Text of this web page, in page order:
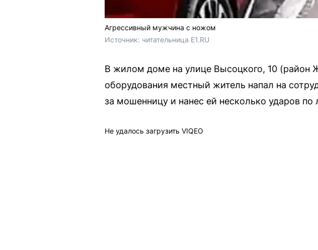
Агрессивный мужчина с ножом
Источник: читательница E1.RU
В жилом доме на улице Высоцкого, 10 (район
оборудования местный житель напал на
за мошенницу и нанес ей несколько ударов по
Не удалось загрузить VIQEO